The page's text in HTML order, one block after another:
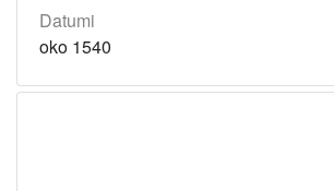
Datumi
oko 1540